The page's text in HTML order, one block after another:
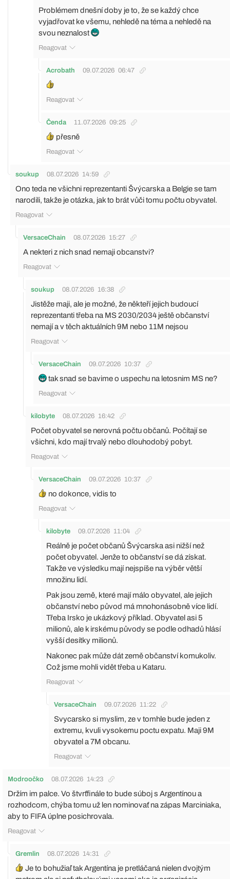
Problémem dnešní doby je to, že se každý chce
vyjadřovat ke všemu, nehledě na téma a nehledě na
svou neznalost
Reagovat
Acrobath 09.07.2026 06:47
Reagovat
Čenda 11.07.2026 09:25
přesně
Reagovat
soukup 08.07.2026 14:59
Ono teda ne všichni reprezentanti Švýcarska a Belgie se tam
narodili, takže je otázka, jak to brát vůči tomu počtu obyvatel.
Reagovat
VersaceChain 08.07.2026 15:27
A nekteri z nich snad nemaji obcanstvi?
Reagovat
soukup 08.07.2026 16:38
Jistěže maji, ale je možné, že někteří jejich budoucí
reprezentanti třeba na MS 2030/2034 ještě občanství
nemají a v těch aktuálních 9M nebo 11M nejsou
Reagovat
VersaceChain 09.07.2026 10:37
tak snad se bavime o uspechu na letosnim MS ne?
Reagovat
kilobyte 08.07.2026 16:42
Počet obyvatel se nerovná počtu občanů. Počítají se
všichni, kdo mají trvalý nebo dlouhodobý pobyt.
Reagovat
VersaceChain 09.07.2026 10:37
no dokonce, vidis to
Reagovat
kilobyte 09.07.2026 11:04
Reálně je počet občanů Švýcarska asi nižší než
počet obyvatel. Jenže to občanství se dá získat.
Takže ve výsledku mají nejspíše na výběr větší
množinu lidí.
Pak jsou země, které mají málo obyvatel, ale jejich
občanství nebo původ má mnohonásobně více lidí.
Třeba Irsko je ukázkový příklad. Obyvatel asi 5
milionů, ale k irskému původy se podle odhadů hlásí
vyšší desítky milionů.
Nakonec pak může dát země občanství komukoliv.
Což jsme mohli vidět třeba u Kataru.
Reagovat
VersaceChain 09.07.2026 11:22
Svycarsko si myslim, ze v tomhle bude jeden z
extremu, kvuli vysokemu poctu expatu. Maji 9M
obyvatel a 7M obcanu.
Reagovat
Modroočko 08.07.2026 14:23
Držím im palce. Vo štvrťfinále to bude súboj s Argentínou a
rozhodcom, chýba tomu už len nominovať na zápas Marciniaka,
aby to FIFA úplne posichrovala.
Reagovat
Gremlin 08.07.2026 14:31
Je to bohužiaľ tak Argentína je pretláčaná nielen dvojtým